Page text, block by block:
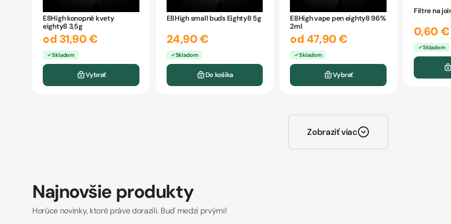
E8High konopné kvety
eighty8 3,5g
od 31,90 €
Skladom
Vybrať
E8High small buds Eighty8 5g
24,90 €
Skladom
Do košíka
E8High vape pen eighty8 96%
2ml
od 47,90 €
Skladom
Vybrať
Filtre na
0,60 €
Skladom
Zobraziť viac
Najnovšie produkty
Horúce novinky, ktoré práve dorazili. Buď medzi prvými!